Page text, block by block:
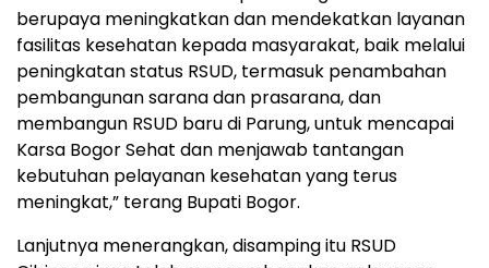
berupaya meningkatkan dan mendekatkan layanan
fasilitas kesehatan kepada masyarakat, baik melalui
peningkatan status RSUD, termasuk penambahan
pembangunan sarana dan prasarana, dan
membangun RSUD baru di Parung, untuk mencapai
Karsa Bogor Sehat dan menjawab tantangan
kebutuhan pelayanan kesehatan yang terus
meningkat,” terang Bupati Bogor.
Lanjutnya menerangkan, disamping itu RSUD